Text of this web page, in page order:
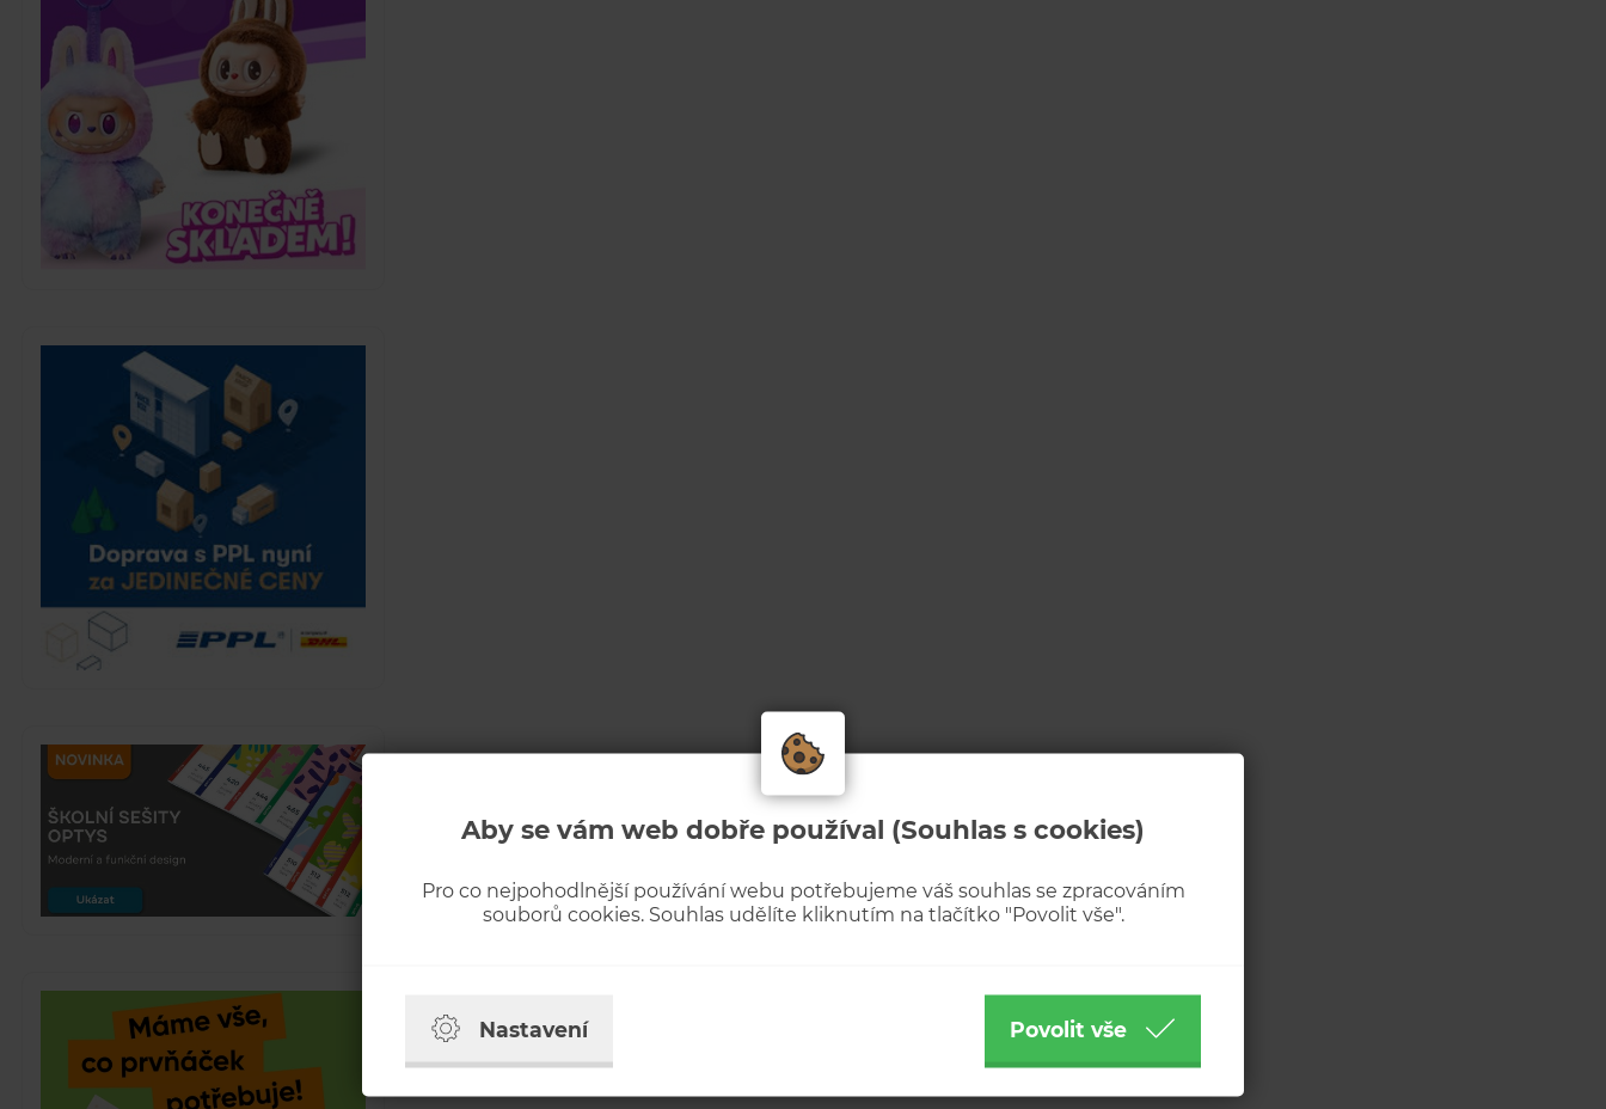
Aby se vám web dobře používal (Souhlas s cookies)
Pro co nejpohodlnější používání webu potřebujeme váš souhlas se zpracováním
souborů cookies. Souhlas udělíte kliknutím na tlačítko "Povolit vše".
Nastavení Povolit vše